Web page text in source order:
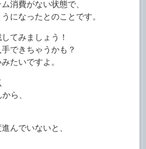
消費がない状態で、
になったとのことです。
てみましょう！
できちゃうかも？
たいですよ。
ら、
んでいないと、